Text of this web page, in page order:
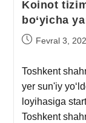
Koinot
bo‘yicha
Fevral 3,
Toshkent
yer sun'iy
loyihasiga
Toshkent